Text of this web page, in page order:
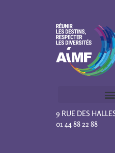
9 RUE DES
01 44 88 22 88